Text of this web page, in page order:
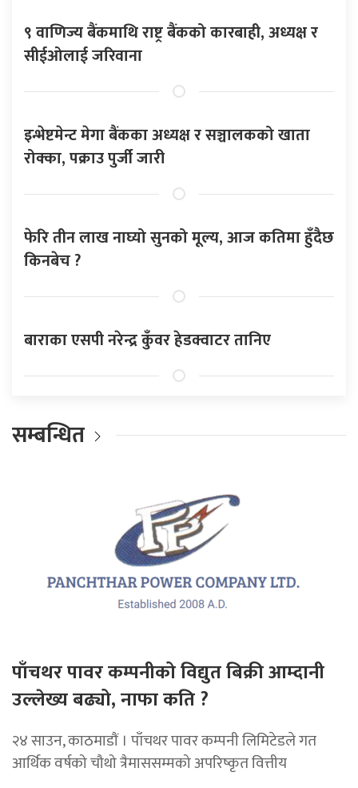
९ वाणिज्य बैंकमाथि राष्ट्र बैंकको कारबाही, अध्यक्ष र
सीईओलाई जरिवाना
इन्भेष्टमेन्ट मेगा बैंकका अध्यक्ष र सञ्चालकको खाता
रोक्का, पक्राउ पुर्जी जारी
फेरि तीन लाख नाघ्यो सुनको मूल्य, आज कतिमा हुँदैछ
किनबेच ?
बाराका एसपी नरेन्द्र कुँवर हेडक्वाटर तानिए
सम्बन्धित
पाँचथर पावर कम्पनीको विद्युत बिक्री आम्दानी
उल्लेख्य बढ्यो, नाफा कति ?
२४ साउन, काठमाडाैं । पाँचथर पावर कम्पनी लिमिटेडले गत
आर्थिक वर्षको चौथो त्रैमाससम्मको अपरिष्कृत वित्तीय